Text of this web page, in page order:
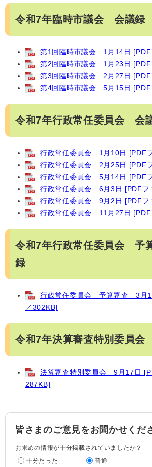
令和7年臨時市議会 会議録
第1回臨時市議会 1月14日 [PDF
第2回臨時市議会 1月23日 [PDF
第3回臨時市議会 2月27日 [PDF
第4回臨時市議会 5月15日 [PDF
令和7年行政常任委員会 会
行政常任委員会 1月10日 [PDF
行政常任委員会 2月25日 [PDF
行政常任委員会 5月14日 [PDF
行政常任委員会 6月3日 [PDFフ
行政常任委員会 9月2日 [PDFフ
行政常任委員会 11月27日 [PDF
令和7年行政常任委員会 予
録
行政常任委員会 予算審査 3月
／302KB]
令和7年決算審査特別委員
決算審査特別委員会 9月17日
287KB]
皆さまのご意見をお聞かせくだ
お求めの情報が十分掲載されていましたか？
十分だった
普通